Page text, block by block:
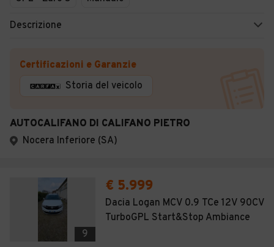
Descrizione
Certificazioni e Garanzie
Storia del veicolo
AUTOCALIFANO DI CALIFANO PIETRO
Nocera Inferiore (SA)
9
€ 5.999
Dacia Logan MCV 0.9 TCe 12V 90CV
TurboGPL Start&Stop Ambiance